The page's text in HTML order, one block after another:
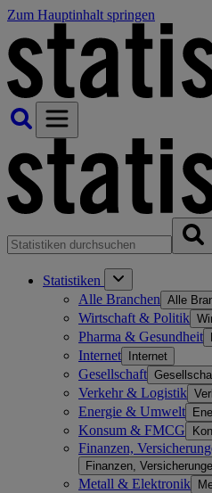
Zum Hauptinhalt springen
Statistiken
Alle Branchen Alle
Wirtschaft & Politik
Pharma & Gesundheit
Internet Internet
Gesellschaft
Verkehr & Logistik
Energie & Umwelt
Konsum & FMCG
Finanzen,
Finanzen,
Metall & Elektronik